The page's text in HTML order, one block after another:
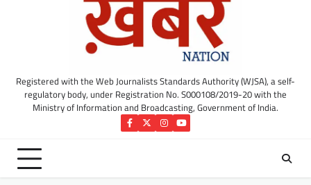
Registered with the Web Journalists Standards Authority (WJSA), a self-
regulatory body, under Registration No. S000108/2019-20 with the
Ministry of Information and Broadcasting, Government of India.
Facebook
TwitterInstagram
YouTube